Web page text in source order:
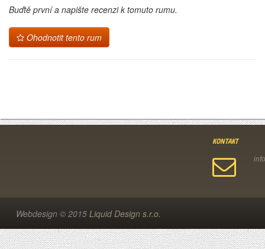
Buďtě první a napište recenzi k tomuto rumu.
Ohodnotit tento rum
KONTAKT
Webdesign © 2015 Liquid Design s.r.o.